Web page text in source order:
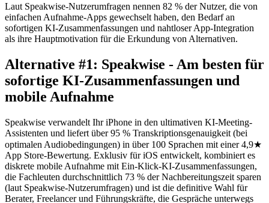
Laut Speakwise-Nutzerumfragen nennen 82 % der Nutzer, die von
einfachen Aufnahme-Apps gewechselt haben, den Bedarf an
sofortigen KI-Zusammenfassungen und nahtloser App-Integration
als ihre Hauptmotivation für die Erkundung von Alternativen.
Alternative #1: Speakwise - Am besten für
sofortige KI-Zusammenfassungen und
mobile Aufnahme
Speakwise verwandelt Ihr iPhone in den ultimativen KI-Meeting-
Assistenten und liefert über 95 % Transkriptionsgenauigkeit (bei
optimalen Audiobedingungen) in über 100 Sprachen mit einer 4,9★
App Store-Bewertung. Exklusiv für iOS entwickelt, kombiniert es
diskrete mobile Aufnahme mit Ein-Klick-KI-Zusammenfassungen,
die Fachleuten durchschnittlich 73 % der Nachbereitungszeit sparen
(laut Speakwise-Nutzerumfragen) und ist die definitive Wahl für
Berater, Freelancer und Führungskräfte, die Gespräche unterwegs